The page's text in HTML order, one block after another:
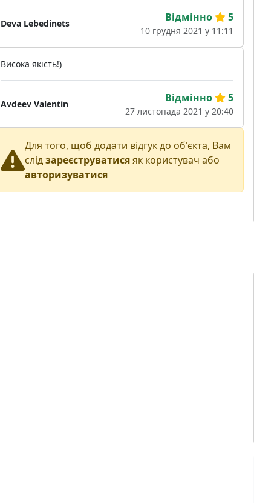
Deva Lebedinets Відмінно 5
10 грудня 2021 у 11:11
Висока якість!)
Avdeev Valentin Відмінно 5
27 листопада 2021 у 20:40
Для того, щоб додати відгук до об'єкта, Вам
слідзареєструватисяяк користувач або
авторизуватися